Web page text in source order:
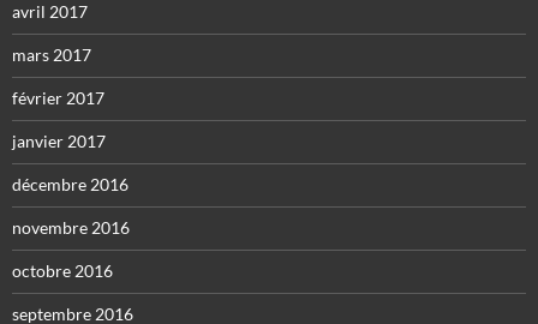
avril 2017
mars 2017
février 2017
janvier 2017
décembre 2016
novembre 2016
octobre 2016
septembre 2016